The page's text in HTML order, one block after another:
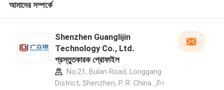
আমাদের সম্পর্কে
Shenzhen Guanglijin
Technology Co., Ltd.
প্রস্তুতকারক প্রোফাইল
No.21, Bulan Road, Longgang
District, Shenzhen, P. R. China. ,চীন